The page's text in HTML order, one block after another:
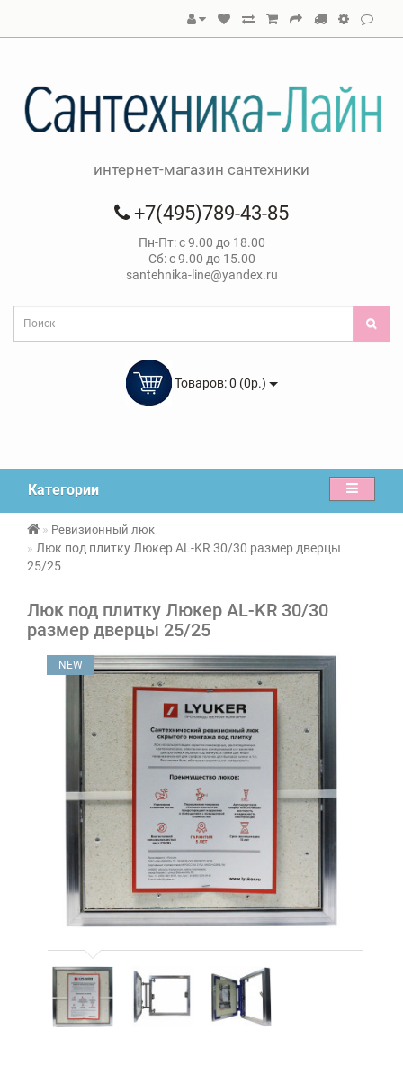
интернет-магазин сантехники
+7(495)789-43-85
Пн-Пт: с 9.00 до 18.00
Сб: с 9.00 до 15.00
santehnika-line@yandex.ru
Товаров: 0 (0р.)
Категории
Ревизионный люк
Люк под плитку Люкер AL-KR 30/30 размер дверцы
25/25
Люк под плитку Люкер AL-KR 30/30
размер дверцы 25/25
NEW